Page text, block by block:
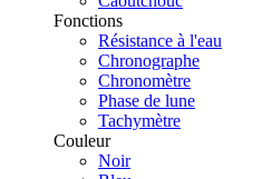
Fonctions
Résistance à l'eau
Chronographe
Chronomètre
Phase de lune
Tachymètre
Couleur
Noir